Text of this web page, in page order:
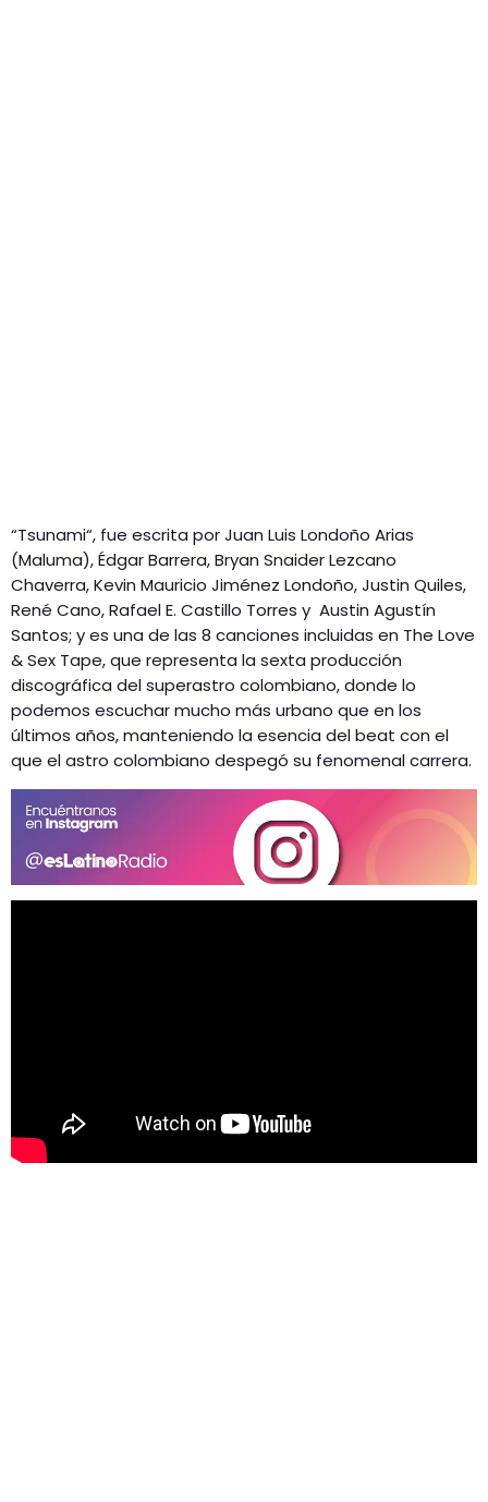
“Tsunami“, fue escrita por Juan Luis Londoño Arias
(Maluma), Édgar Barrera, Bryan Snaider Lezcano
Chaverra, Kevin Mauricio Jiménez Londoño, Justin Quiles,
René Cano, Rafael E. Castillo Torres y Austin Agustín
Santos; y es una de las 8 canciones incluidas en The Love
& Sex Tape, que representa la sexta producción
discográfica del superastro colombiano, donde lo
podemos escuchar mucho más urbano que en los
últimos años, manteniendo la esencia del beat con el
que el astro colombiano despegó su fenomenal carrera.